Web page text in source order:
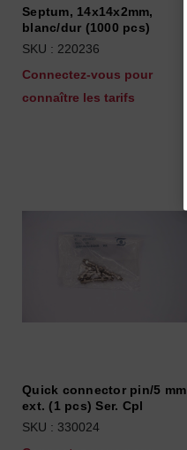
Septum, 14x14x2mm,
blanc/dur (1000 pcs)
SKU : 220236
Connectez-vous pour
connaître les tarifs
Quick connector pin/5 mm
ext. (1 pcs) Ser. Cpl
SKU : 330024